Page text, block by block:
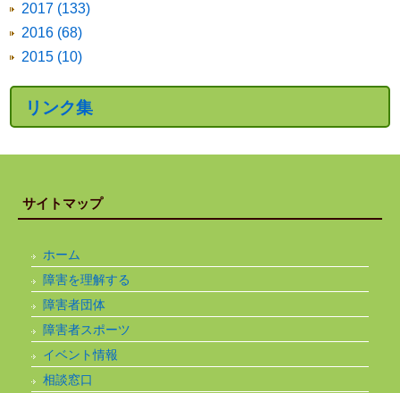
2017 (133)
2016 (68)
2015 (10)
リンク集
サイトマップ
ホーム
障害を理解する
障害者団体
障害者スポーツ
イベント情報
相談窓口